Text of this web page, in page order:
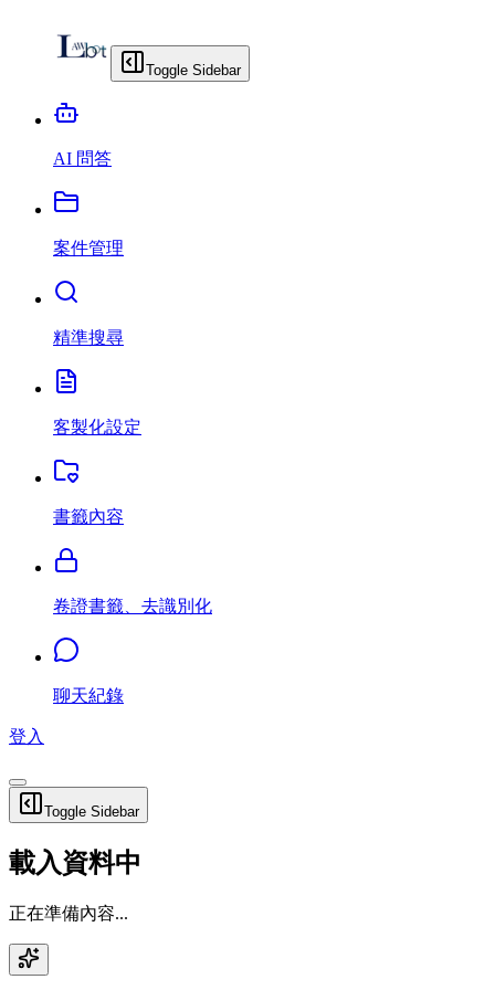
Toggle Sidebar
AI 問答
案件管理
精準搜尋
客製化設定
書籤內容
卷證書籤、去識別化
聊天紀錄
登入
Toggle Sidebar
載入資料中
正在準備內容...